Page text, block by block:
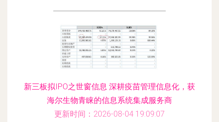
新三板拟IPO之世窗信息 深耕疫苗管理信息化，获
海尔生物青睐的信息系统集成服务商
更新时间：2026-08-04 19:09:07